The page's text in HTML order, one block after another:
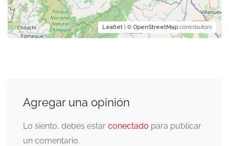
Leaflet | © OpenStreetMap contributors
Agregar una opinión
Lo siento, debes estar conectado para publicar
un comentario.